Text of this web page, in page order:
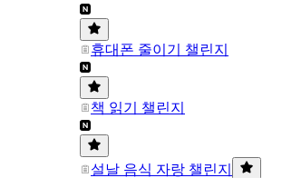
휴대폰 줄이기 챌린지
책 읽기 챌린지
설날 음식 자랑 챌린지